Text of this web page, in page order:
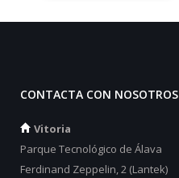
CONTACTA CON NOSOTROS
Vitoria
Parque Tecnológico de Álava
Ferdinand Zeppelin, 2 (Lantek)